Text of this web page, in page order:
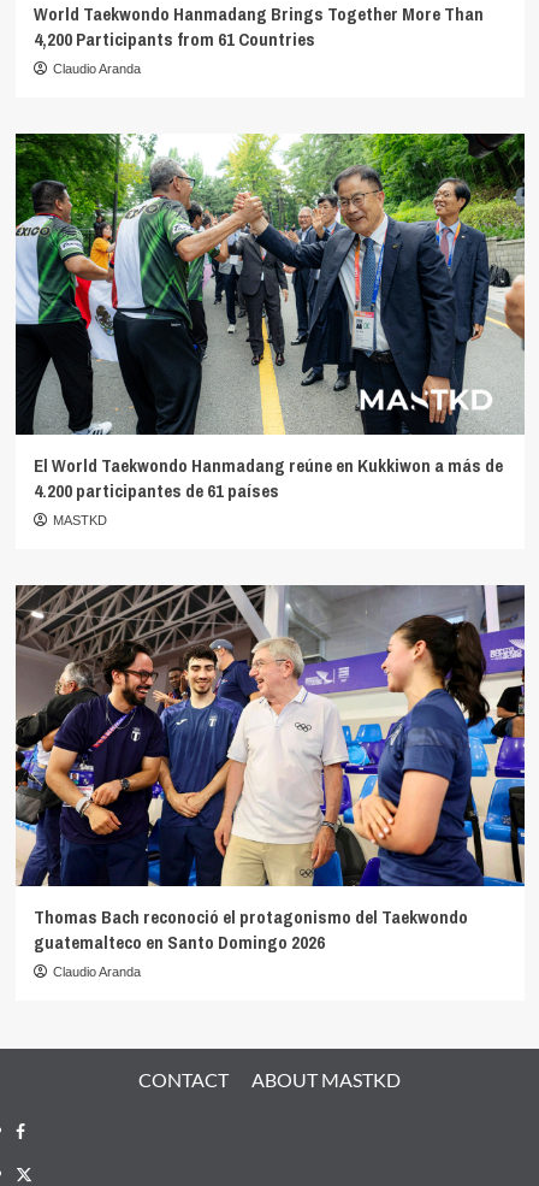
World Taekwondo Hanmadang Brings Together More Than
4,200 Participants from 61 Countries
Claudio Aranda
El World Taekwondo Hanmadang reúne en Kukkiwon a más de
4.200 participantes de 61 países
MASTKD
Thomas Bach reconoció el protagonismo del Taekwondo
guatemalteco en Santo Domingo 2026
Claudio Aranda
CONTACT ABOUT MASTKD
Facebook
X